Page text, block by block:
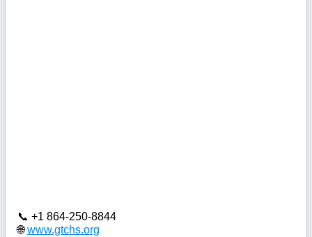
+1 864-250-8844
www.gtchs.org